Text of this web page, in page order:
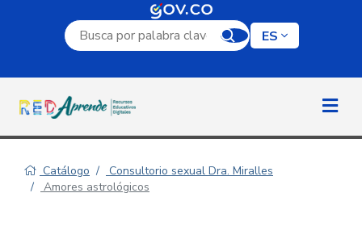
Campo de búsqueda por palabra clave
ES
Catálogo
Consultorio sexual Dra. Miralles
Amores astrológicos